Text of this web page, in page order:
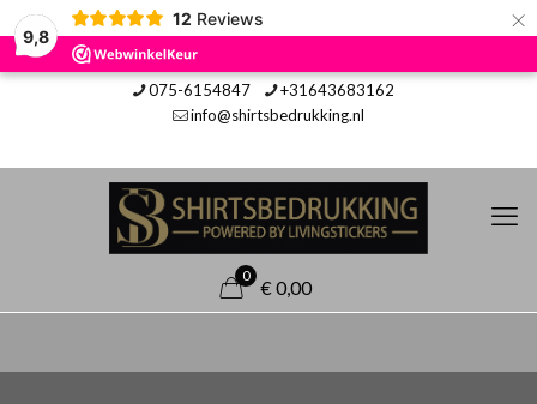
9,8
12 Reviews ×
075-6154847
+31643683162
info@shirtsbedrukking.nl
0
€ 0,00